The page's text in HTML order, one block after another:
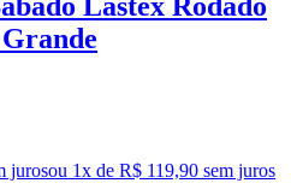
jurosou 1x de R$ 119,90 sem juros